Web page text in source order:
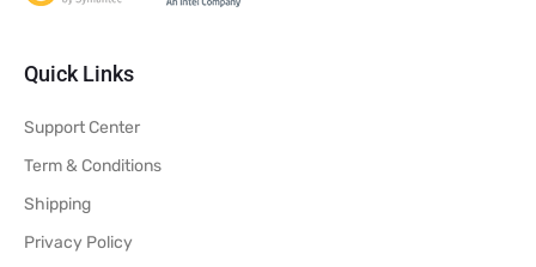
Quick Links
Support Center
Term & Conditions
Shipping
Privacy Policy